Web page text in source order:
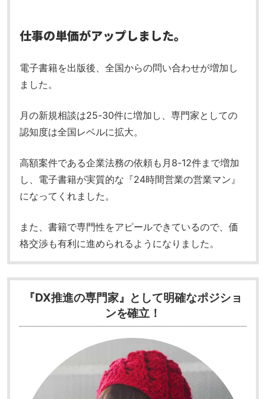
仕事の単価がアップしました。
電子書籍を出版後、全国からの問い合わせが増加し
ました。
月の新規相談は25-30件に増加し、専門家としての
認知度は全国レベルに拡大。
高額案件である企業法務の依頼も月8-12件まで増加
し、電子書籍が実質的な『24時間営業の営業マン』
になってくれました。
また、書籍で専門性をアピールできているので、価
格交渉も有利に進められるようになりました。
『DX推進の専門家』として明確なポジショ
ンを確立！